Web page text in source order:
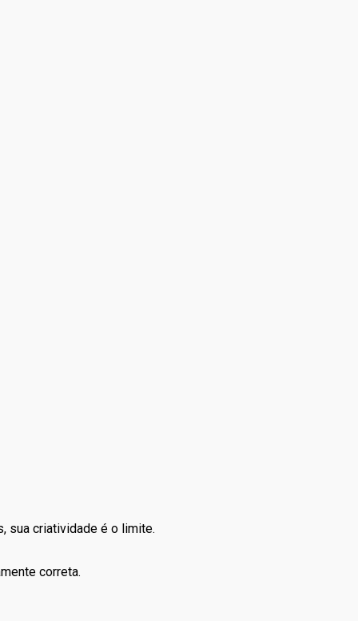
sua criatividade é o limite.
correta.